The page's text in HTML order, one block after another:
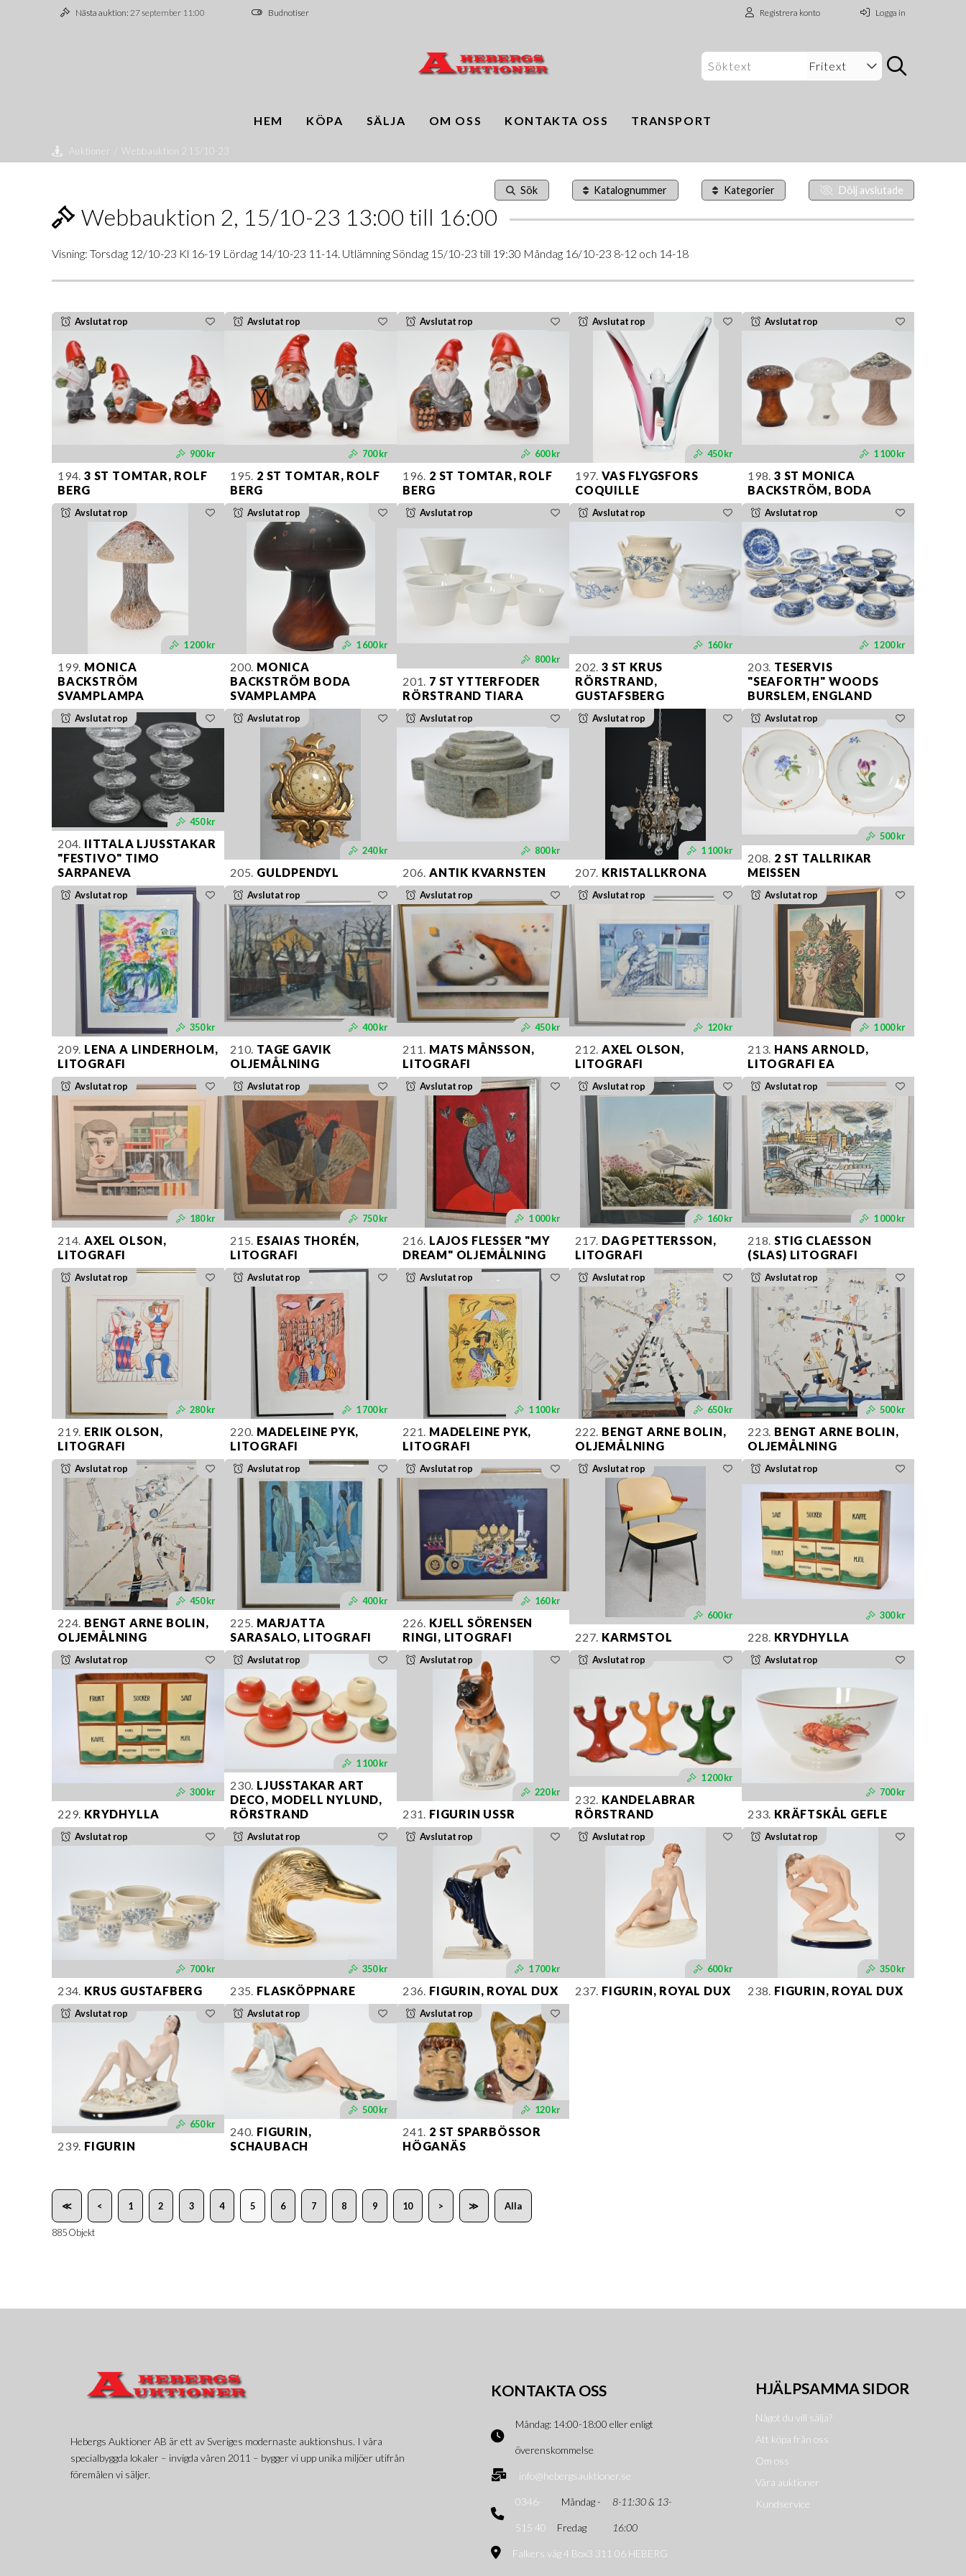
Nästa auktion: 27 september 11:00 Budnotiser Registrera konto Logga in
HEM KÖPA SÄLJA OM OSS KONTAKTA OSS TRANSPORT
Auktioner Webbauktion 2 15/10-23
Sök Katalognummer Kategorier Dölj avslutade
Webbauktion 2, 15/10-23 13:00 till 16:00
Visning: Torsdag 12/10-23 Kl 16-19 Lördag 14/10-23 11-14. Utlämning Söndag 15/10-23 till 19:30 Måndag 16/10-23 8-12 och 14-18
Avslutat rop
900 kr
194. 3 ST TOMTAR, ROLF
BERG
Avslutat rop
700 kr
195. 2 ST TOMTAR, ROLF
BERG
Avslutat rop
600 kr
196. 2 ST TOMTAR, ROLF
BERG
Avslutat rop
450 kr
197. VAS FLYGSFORS
COQUILLE
Avslutat rop
1 100 kr
198. 3 ST MONICA
BACKSTRÖM, BODA
Avslutat rop
1 200 kr
199. MONICA
BACKSTRÖM
SVAMPLAMPA
Avslutat rop
1 600 kr
200. MONICA
BACKSTRÖM BODA
SVAMPLAMPA
Avslutat rop
800 kr
201. 7 ST YTTERFODER
RÖRSTRAND TIARA
Avslutat rop
160 kr
202. 3 ST KRUS
RÖRSTRAND,
GUSTAFSBERG
Avslutat rop
1 200 kr
203. TESERVIS
"SEAFORTH" WOODS
BURSLEM, ENGLAND
Avslutat rop
450 kr
204. IITTALA LJUSSTAKAR
"FESTIVO" TIMO
SARPANEVA
Avslutat rop
240 kr
205. GULDPENDYL
Avslutat rop
800 kr
206. ANTIK KVARNSTEN
Avslutat rop
1 100 kr
207. KRISTALLKRONA
Avslutat rop
500 kr
208. 2 ST TALLRIKAR
MEISSEN
Avslutat rop
350 kr
209. LENA A LINDERHOLM,
LITOGRAFI
Avslutat rop
400 kr
210. TAGE GAVIK
OLJEMÅLNING
Avslutat rop
450 kr
211. MATS MÅNSSON,
LITOGRAFI
Avslutat rop
120 kr
212. AXEL OLSON,
LITOGRAFI
Avslutat rop
1 000 kr
213. HANS ARNOLD,
LITOGRAFI EA
Avslutat rop
180 kr
214. AXEL OLSON,
LITOGRAFI
Avslutat rop
750 kr
215. ESAIAS THORÉN,
LITOGRAFI
Avslutat rop
1 000 kr
216. LAJOS FLESSER "MY
DREAM" OLJEMÅLNING
Avslutat rop
160 kr
217. DAG PETTERSSON,
LITOGRAFI
Avslutat rop
1 000 kr
218. STIG CLAESSON
(SLAS) LITOGRAFI
Avslutat rop
280 kr
219. ERIK OLSON,
LITOGRAFI
Avslutat rop
1 700 kr
220. MADELEINE PYK,
LITOGRAFI
Avslutat rop
1 100 kr
221. MADELEINE PYK,
LITOGRAFI
Avslutat rop
650 kr
222. BENGT ARNE BOLIN,
OLJEMÅLNING
Avslutat rop
500 kr
223. BENGT ARNE BOLIN,
OLJEMÅLNING
Avslutat rop
450 kr
224. BENGT ARNE BOLIN,
OLJEMÅLNING
Avslutat rop
400 kr
225. MARJATTA
SARASALO, LITOGRAFI
Avslutat rop
160 kr
226. KJELL SÖRENSEN
RINGI, LITOGRAFI
Avslutat rop
600 kr
227. KARMSTOL
Avslutat rop
300 kr
228. KRYDHYLLA
Avslutat rop
300 kr
229. KRYDHYLLA
Avslutat rop
1 100 kr
230. LJUSSTAKAR ART
DECO, MODELL NYLUND,
RÖRSTRAND
Avslutat rop
220 kr
231. FIGURIN USSR
Avslutat rop
1 200 kr
232. KANDELABRAR
RÖRSTRAND
Avslutat rop
700 kr
233. KRÄFTSKÅL GEFLE
Avslutat rop
700 kr
234. KRUS GUSTAFBERG
Avslutat rop
350 kr
235. FLASKÖPPNARE
Avslutat rop
1 700 kr
236. FIGURIN, ROYAL DUX
Avslutat rop
600 kr
237. FIGURIN, ROYAL DUX
Avslutat rop
350 kr
238. FIGURIN, ROYAL DUX
Avslutat rop
650 kr
239. FIGURIN
Avslutat rop
500 kr
240. FIGURIN,
SCHAUBACH
Avslutat rop
120 kr
241. 2 ST SPARBÖSSOR
HÖGANÄS
≪ < 1 2 3 4 5 6 7 8 9 10 > ≫ Alla
885 Objekt
Hebergs Auktioner AB är ett av Sveriges modernaste auktionshus. I våra
specialbyggda lokaler – invigda våren 2011 – bygger vi upp unika miljöer utifrån
föremålen vi säljer.
KONTAKTA OSS
Måndag: 14:00-18:00 eller enligt
överenskommelse
info@hebergsauktioner.se
0346-
515 40
Måndag -
Fredag
8-11:30 & 13-
16:00
Falkers väg 4 Box3 311 06 HEBERG
HJÄLPSAMMA SIDOR
Något du vill sälja?
Att köpa från oss
Om oss
Våra auktioner
Kundservice